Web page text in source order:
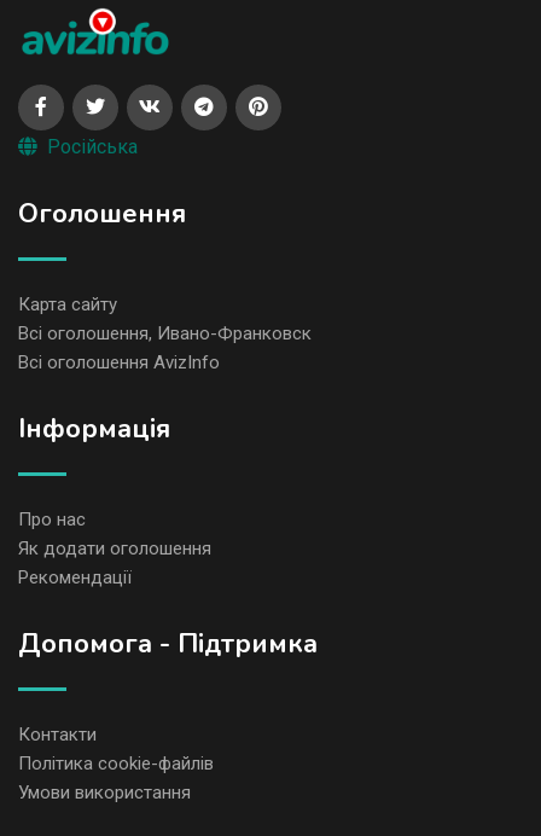
Російська
Оголошення
Карта сайту
Всі оголошення, Ивано-Франковск
Всі оголошення AvizInfo
Iнформація
Про нас
Як додати оголошення
Рекомендації
Допомога - Підтримка
Контакти
Політика cookie-файлів
Умови використання